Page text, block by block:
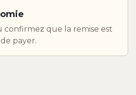
confirmez que la remise est
payer.